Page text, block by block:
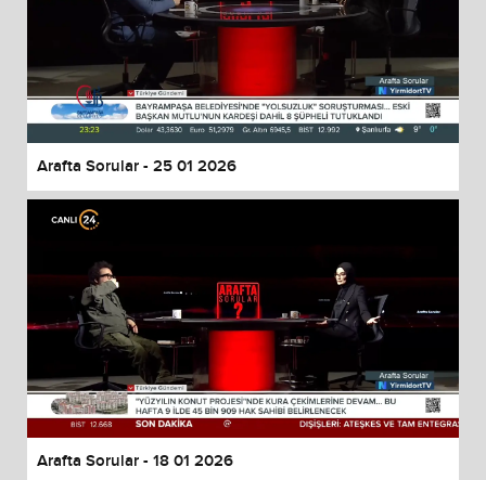
Arafta Sorular - 25 01 2026
Arafta Sorular - 18 01 2026